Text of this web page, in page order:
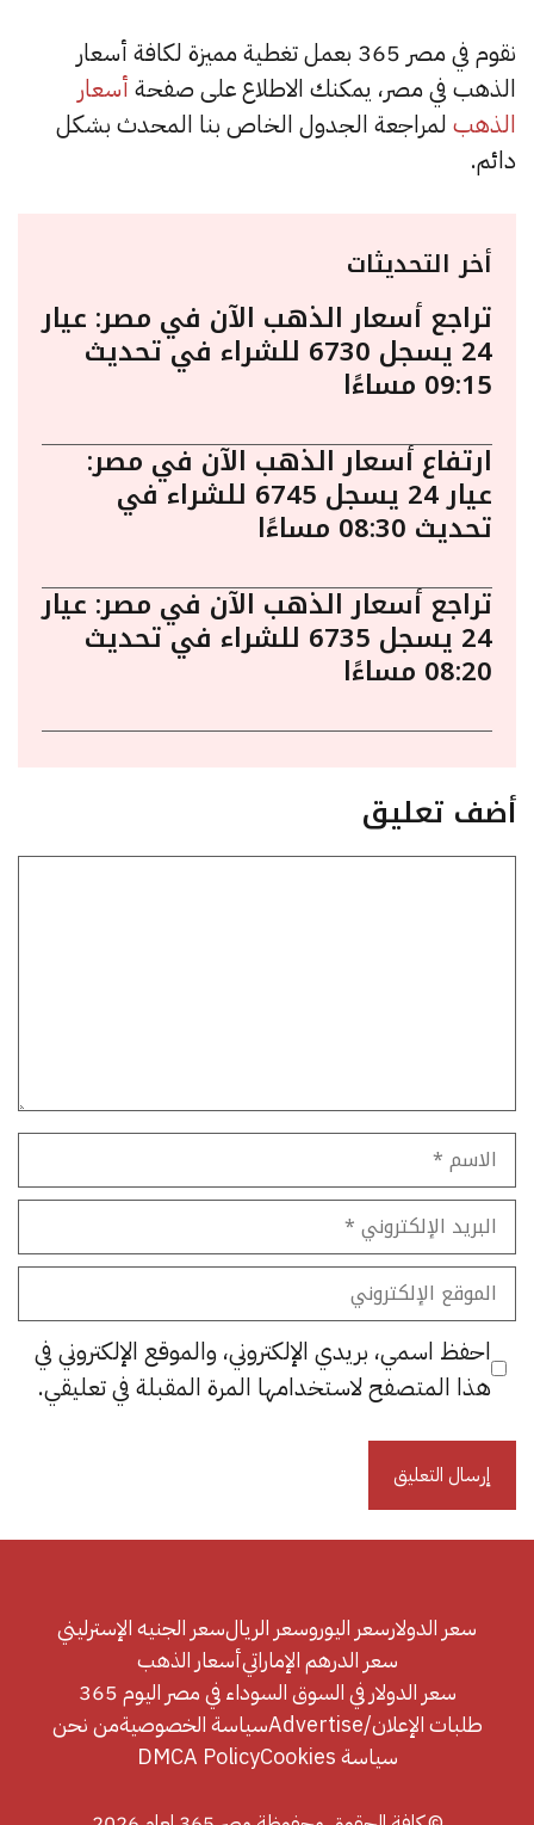
نقوم في مصر 365 بعمل تغطية مميزة لكافة أسعار
الذهب في مصر، يمكنك الاطلاع على صفحة أسعار
الذهب لمراجعة الجدول الخاص بنا المحدث بشكل
دائم.
أخر التحديثات
تراجع أسعار الذهب الآن في مصر: عيار
24 يسجل 6730 للشراء في تحديث
09:15 مساءًا
ارتفاع أسعار الذهب الآن في مصر:
عيار 24 يسجل 6745 للشراء في
تحديث 08:30 مساءًا
تراجع أسعار الذهب الآن في مصر: عيار
24 يسجل 6735 للشراء في تحديث
08:20 مساءًا
أضف تعليق
الاسم
البريد
الإلكتروني
الموقع
الإلكتروني
احفظ اسمي، بريدي الإلكتروني، والموقع الإلكتروني في
هذا المتصفح لاستخدامها المرة المقبلة في تعليقي.
سعر الدولارسعر اليوروسعر الريالسعر الجنيه الإسترليني
سعر الدرهم الإماراتيأسعار الذهب
سعر الدولار في السوق السوداء في مصر اليوم 365
طلبات الإعلان/Advertise
سياسة الخصوصيةمن نحن
سياسة Cookies
DMCA Policy